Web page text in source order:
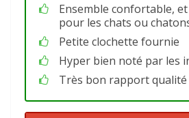
Ensemble confortable,
pour les chats ou
Petite clochette fournie
Hyper bien noté par les
Très bon rapport qualité